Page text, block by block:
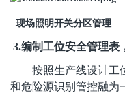
现场照明开关分区管理
3.编制工位安全管理表
按照生产线设计工
和危险源识别管控融为